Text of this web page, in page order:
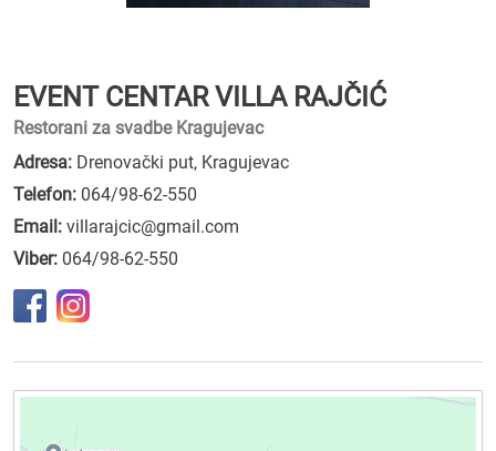
EVENT CENTAR VILLA RAJČIĆ
Restorani za svadbe Kragujevac
Adresa: Drenovački put, Kragujevac
Telefon: 064/98-62-550
Email: villarajcic@gmail.com
Viber: 064/98-62-550